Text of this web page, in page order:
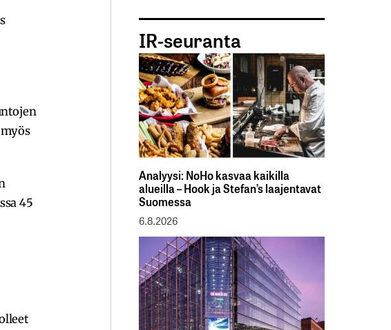
45
IR-seuranta
Analyysi: NoHo kasvaa kaikilla
alueilla – Hook ja Stefan’s laajentavat
Suomessa
6.8.2026